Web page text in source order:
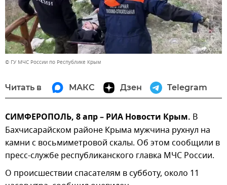
© ГУ МЧС России по Республике Крым
Читать в МАКС Дзен Telegram
СИМФЕРОПОЛЬ, 8 апр – РИА Новости Крым. В
Бахчисарайском районе Крыма мужчина рухнул на
камни с восьмиметровой скалы. Об этом сообщили в
пресс-службе республиканского главка МЧС России.
О происшествии спасателям в субботу, около 11